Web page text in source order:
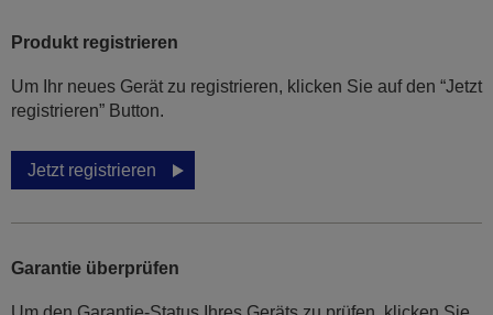
Produkt registrieren
Um Ihr neues Gerät zu registrieren, klicken Sie auf den “Jetzt
registrieren” Button.
Jetzt registrieren
Garantie überprüfen